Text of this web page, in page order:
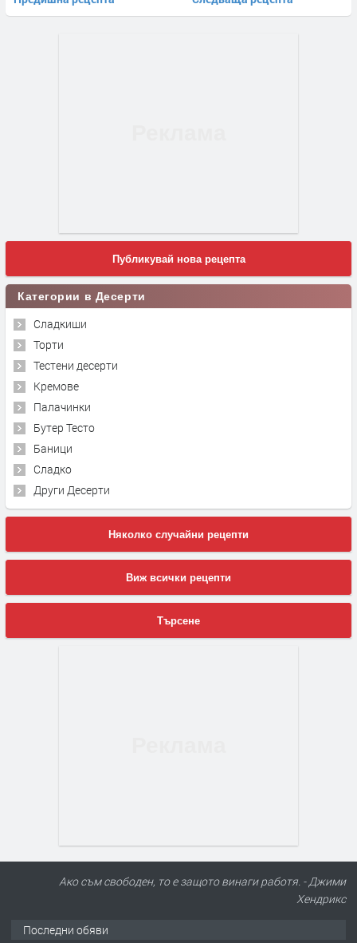
Публикувай нова рецепта
Категории в Десерти
Сладкиши
Торти
Тестени десерти
Кремове
Палачинки
Бутер Тесто
Баници
Сладко
Други Десерти
Няколко случайни рецепти
Виж всички рецепти
Търсене
Ако съм свободен, то е защото винаги работя. - Джими
Хендрикс
Последни обяви